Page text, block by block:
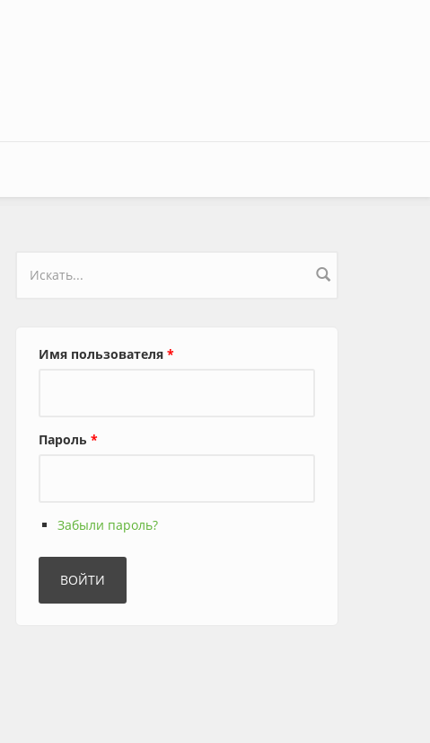
Форма поиска
Имя пользователя *
Пароль *
Забыли пароль?